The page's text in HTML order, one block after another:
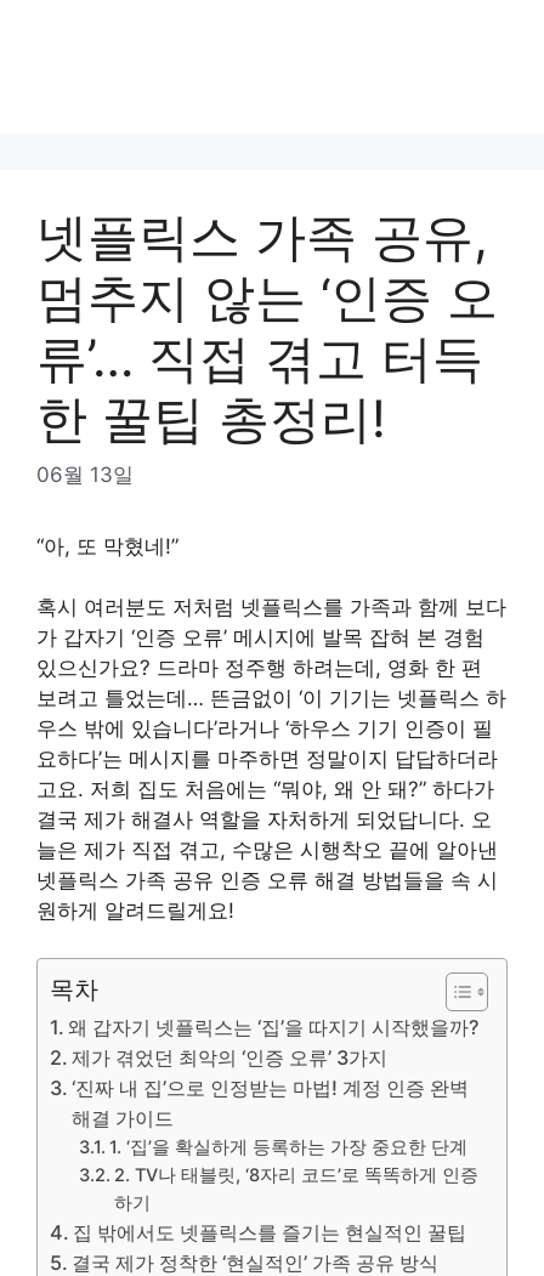
넷플릭스 가족 공유,
멈추지 않는 ‘인증 오
류’… 직접 겪고 터득
한 꿀팁 총정리!
06월 13일
“아, 또 막혔네!”
혹시 여러분도 저처럼 넷플릭스를 가족과 함께 보다
가 갑자기 ‘인증 오류’ 메시지에 발목 잡혀 본 경험
있으신가요? 드라마 정주행 하려는데, 영화 한 편
보려고 틀었는데… 뜬금없이 ‘이 기기는 넷플릭스 하
우스 밖에 있습니다’라거나 ‘하우스 기기 인증이 필
요하다’는 메시지를 마주하면 정말이지 답답하더라
고요. 저희 집도 처음에는 “뭐야, 왜 안 돼?” 하다가
결국 제가 해결사 역할을 자처하게 되었답니다. 오
늘은 제가 직접 겪고, 수많은 시행착오 끝에 알아낸
넷플릭스 가족 공유 인증 오류 해결 방법들을 속 시
원하게 알려드릴게요!
목차
왜 갑자기 넷플릭스는 ‘집’을 따지기 시작했을까?
제가 겪었던 최악의 ‘인증 오류’ 3가지
‘진짜 내 집’으로 인정받는 마법! 계정 인증 완벽
해결 가이드
1. ‘집’을 확실하게 등록하는 가장 중요한 단계
2. TV나 태블릿, ‘8자리 코드’로 똑똑하게 인증
하기
집 밖에서도 넷플릭스를 즐기는 현실적인 꿀팁
결국 제가 정착한 ‘현실적인’ 가족 공유 방식